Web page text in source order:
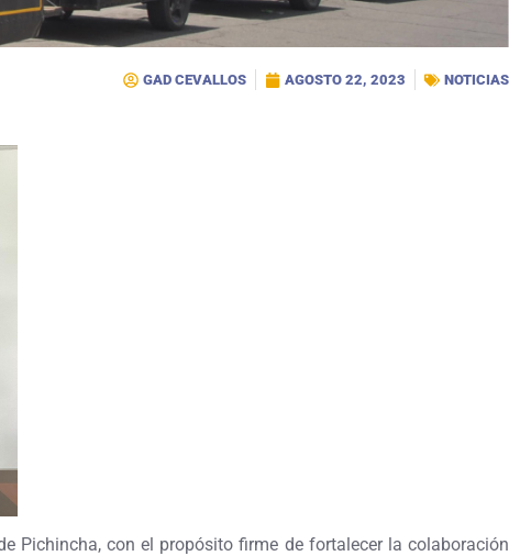
GAD CEVALLOS AGOSTO 22, 2023 NOTICIAS
Pichincha, con el propósito firme de fortalecer la colaboración